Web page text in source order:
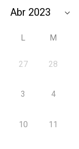
L M
27 28
3 4
10 11